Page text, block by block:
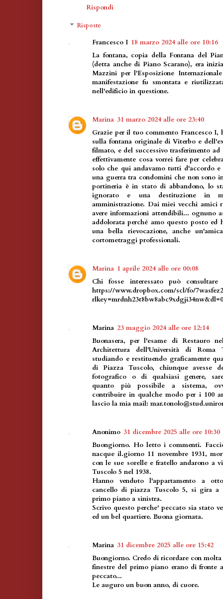
Rispondi
Risposte
Francesco I 18 marzo 2024 alle ore 10:16
La fontana, copia della Fontana del
(detta anche di Piano Scarano), era
Mazzini per l'Esposizione
manifestazione fu smontata e
nell'edificio in questione.
Marina 31 marzo 2024 alle ore 23:40
Grazie per il tuo commento Francesco I,
sulla fontana originale di Viterbo e
filmato, e del successivo trasferimento
effettivamente cosa vorrei fare per
solo che qui andavamo tutti d'accordo
una guerra tra condomini che non sono
portineria è in stato di abbandono, lo
ignorato e una destituzione in
amministrazione. Dai miei vecchi amici
avere informazioni attendibili... ognuno
addolorata perché amo questo posto ed
una bella rievocazione, anche
cortometraggi professionali.
Marina 1 aprile 2024 alle ore 00:08
Chi fosse interessato può consultare
https://www.dropbox.com/scl/fo/
rlkey=mrdnh23t8bw8abc9xdgji34nw&dl=0
Marina 23 maggio 2024 alle ore 12:14
Buonasera, per l'esame di Restauro
Architettura dell'Università di Roma
studiando e restituendo graficamente
di Piazza Tuscolo, chiunque avesse
fotografico o di qualsiasi genere,
quanto più possibile a sistema,
contribuire in qualche modo per i 100
lascio la mia mail:
Anonimo 31 dicembre 2025 alle ore 10:30
Buongiorno. Ho letto i commenti.
nacque il.giorno 11 novembre 1931,
con le sue sorelle e fratello andarono a
Tuscolo 5 nel 1938.
Hanno venduto l'appartamento a
cancello di piazza Tuscolo 5, si gira a
primo piano a sinistra.
Scrivo questo perche' peccato sia stato
ed un bel quartiere. Buona giornata.
Marina 31 dicembre 2025 alle ore 15:42
Buongiorno. Credo di ricordare con
finestre del primo piano erano di fronte
peccato...
Le auguro un buon anno, di cuore.